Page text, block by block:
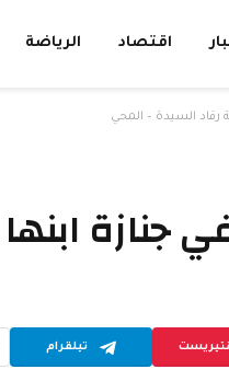
اقتصاد الرياضة
رقاد السيدة – المحي
جنازة
تيلقرام